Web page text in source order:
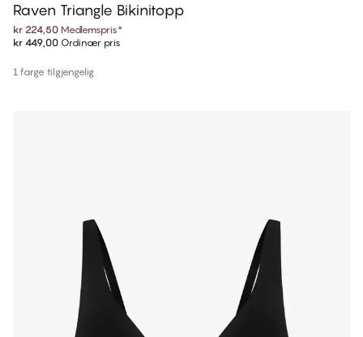
Raven Triangle Bikinitopp
kr 224,50 Medlemspris*
kr 449,00 Ordinær pris
1 farge tilgjengelig